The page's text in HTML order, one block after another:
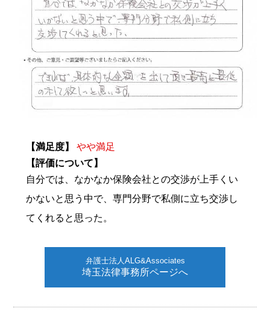
【満足度】
やや満足
【評価について】
自分では、なかなか保険会社との交渉が上手くい
かないと思う中で、専門分野で私側に立ち交渉し
てくれると思った。
弁護士法人ALG&Associates
埼玉法律事務所ページへ